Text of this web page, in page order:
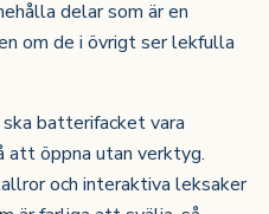
delar som är en
om de i övrigt ser lekfulla
batterifacket vara
att öppna utan verktyg.
och interaktiva leksaker